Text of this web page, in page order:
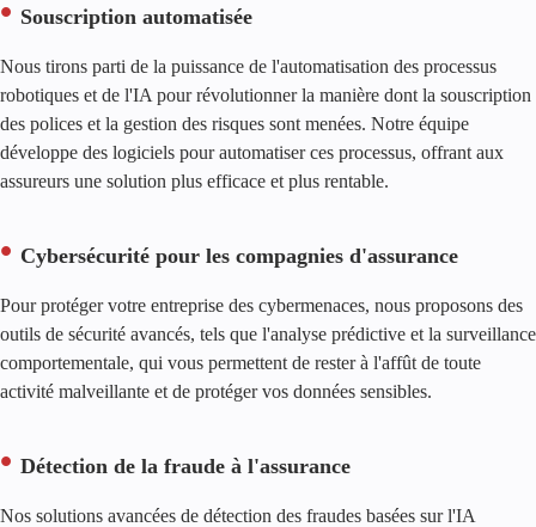
Souscription automatisée
Nous tirons parti de la puissance de l'automatisation des processus
robotiques et de l'IA pour révolutionner la manière dont la souscription
des polices et la gestion des risques sont menées. Notre équipe
développe des logiciels pour automatiser ces processus, offrant aux
assureurs une solution plus efficace et plus rentable.
Cybersécurité pour les compagnies d'assurance
Pour protéger votre entreprise des cybermenaces, nous proposons des
outils de sécurité avancés, tels que l'analyse prédictive et la surveillance
comportementale, qui vous permettent de rester à l'affût de toute
activité malveillante et de protéger vos données sensibles.
Détection de la fraude à l'assurance
Nos solutions avancées de détection des fraudes basées sur l'IA